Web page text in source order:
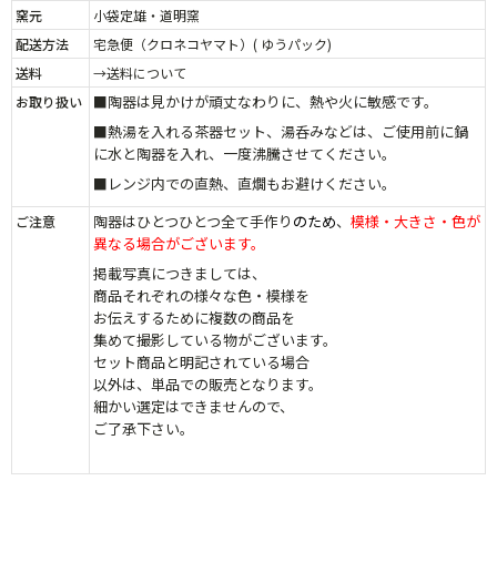
窯元
小袋定雄・道明窯
配送方法
宅急便（クロネコヤマト）( ゆうパック)
送料
→送料について
お取り扱い
■陶器は見かけが頑丈なわりに、熱や火に敏感です。
■熱湯を入れる茶器セット、湯呑みなどは、ご使用前に鍋
に水と陶器を入れ、一度沸騰させてください。
■レンジ内での直熱、直燗もお避けください。
ご注意 陶器はひとつひとつ全て手作り のため、 模様・大きさ・色が
異なる場合がございます。
掲載写真につきましては、
商品それぞれの様々な色・模様を
お伝えするために複数の商品を
集めて撮影している物がございます。
セット商品と明記されている場合
以外は、単品での販売となります。
細かい選定はできませんので、
ご了承下さい。